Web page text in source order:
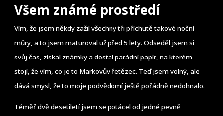
Všem známé prostředí
Vím, že jsem někdy zažil všechny tři příchutě takové noční
můry, a to jsem maturoval už před 5 lety. Odseděl jsem si
svůj čas, získal známky a dostal parádní papír, na kterém
stojí, že vím, co je to Markovův řetězec. Teď jsem volný, ale
dává smysl, že to moje podvědomí ještě pořádně nedohnalo.
Téměř dvě desetiletí jsem se potácel od jedné pevně